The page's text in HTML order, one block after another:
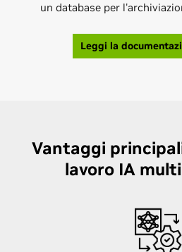
un database per
Leggi la
Vantaggi
lavoro IA